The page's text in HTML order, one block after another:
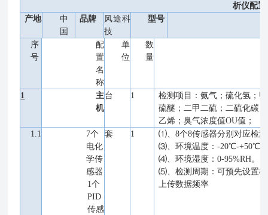
析仪配
产地
中
国
品牌
风途科
技
型号
序
号
配
置
名
称
单
位
数
量
1
主
机
台 1
检测项目：氨气；硫化氢；
硫醚；二甲二硫；二硫化碳
乙烯；臭气浓度值OU值；
1.1
7个
电化
学传
感器
1个
PID
传感
套 1
⑴、8个8传感器分别对应检
⑶、环境温度：-20℃-+50℃
⑷、环境湿度：0-95%RH。
⑸、检测周期：可预先设置
上传数据频率